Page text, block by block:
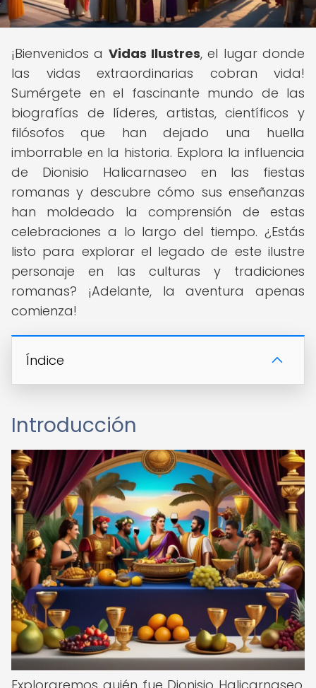
¡Bienvenidos a Vidas Ilustres, el lugar donde
las vidas extraordinarias cobran vida!
Sumérgete en el fascinante mundo de las
biografías de líderes, artistas, científicos y
filósofos que han dejado una huella
imborrable en la historia. Explora la influencia
de Dionisio Halicarnaseo en las fiestas
romanas y descubre cómo sus enseñanzas
han moldeado la comprensión de estas
celebraciones a lo largo del tiempo. ¿Estás
listo para explorar el legado de este ilustre
personaje en las culturas y tradiciones
romanas? ¡Adelante, la aventura apenas
comienza!
Índice
Introducción